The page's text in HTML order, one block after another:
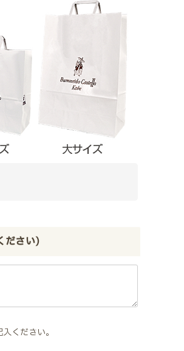
ださい)
ください。